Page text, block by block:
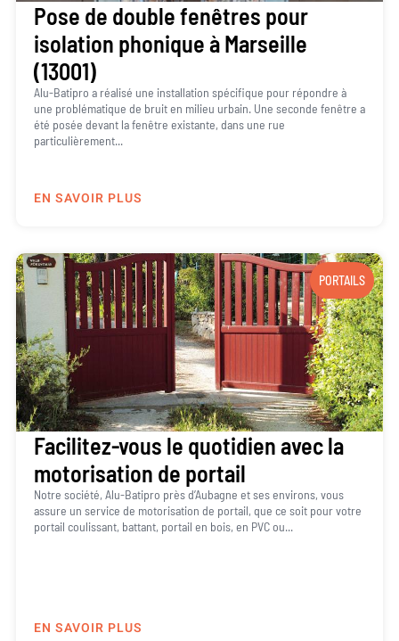
Pose de double fenêtres pour
isolation phonique à Marseille
(13001)
Alu-Batipro a réalisé une installation spécifique pour répondre à
une problématique de bruit en milieu urbain. Une seconde fenêtre a
été posée devant la fenêtre existante, dans une rue
particulièrement...
EN SAVOIR PLUS
PORTAILS
Facilitez-vous le quotidien avec la
motorisation de portail
Notre société, Alu-Batipro près d’Aubagne et ses environs, vous
assure un service de motorisation de portail, que ce soit pour votre
portail coulissant, battant, portail en bois, en PVC ou...
EN SAVOIR PLUS